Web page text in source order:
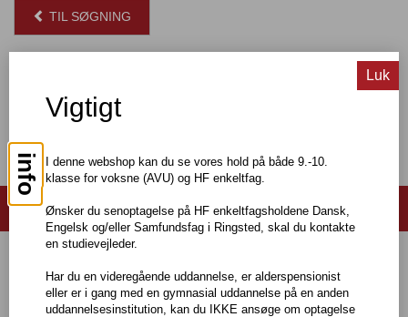
TIL SØGNING
Søg hold
Dagundervisning
info
Vigtigt
I denne webshop kan du se vores hold på både 9.-10.
klasse for voksne (AVU) og HF enkeltfag.
Ønsker du senoptagelse på HF enkeltfagsholdene Dansk,
Engelsk og/eller Samfundsfag i Ringsted, skal du kontakte
en studievejleder.
Har du en videregående uddannelse, er alderspensionist
eller er i gang med en gymnasial uddannelse på en anden
uddannelsesinstitution, kan du IKKE ansøge om optagelse
Luk